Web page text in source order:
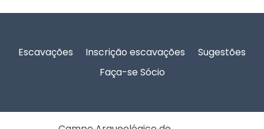
Rodapé
Escavações Inscrição escavações
Sugestões
Faça-se Sócio